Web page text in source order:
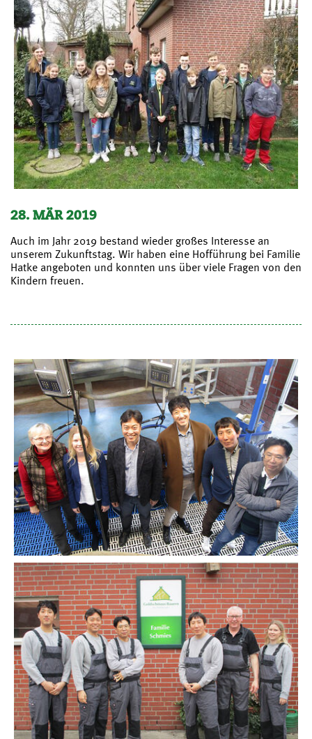
28. MÄR 2019
Auch im Jahr 2019 bestand wieder großes Interesse an
unserem Zukunftstag. Wir haben eine Hofführung bei Familie
Hatke angeboten und konnten uns über viele Fragen von den
Kindern freuen.